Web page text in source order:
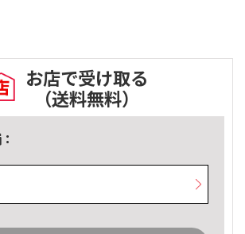
お店で受け取る
（送料無料）